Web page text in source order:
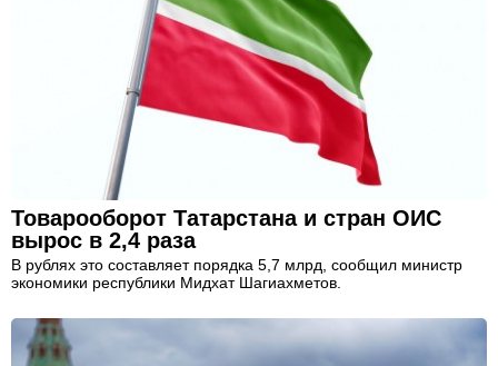
Товарооборот Татарстана и стран ОИС
вырос в 2,4 раза
В рублях это составляет порядка 5,7 млрд, сообщил министр
экономики республики Мидхат Шагиахметов.